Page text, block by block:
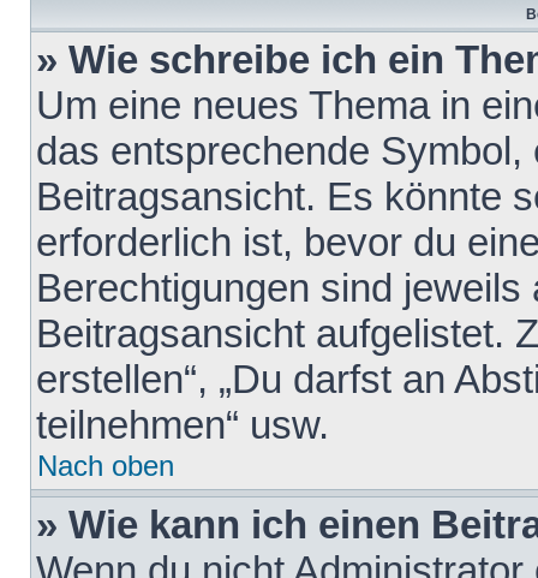
» Wie schreibe ich ein
Um eine neues Thema in
das entsprechende
Beitragsansicht. Es könnte
erforderlich ist, bevor du
Berechtigungen sind
Beitragsansicht aufgelistet.
erstellen“, „Du darfst an
teilnehmen“ usw.
Nach oben
» Wie kann ich einen